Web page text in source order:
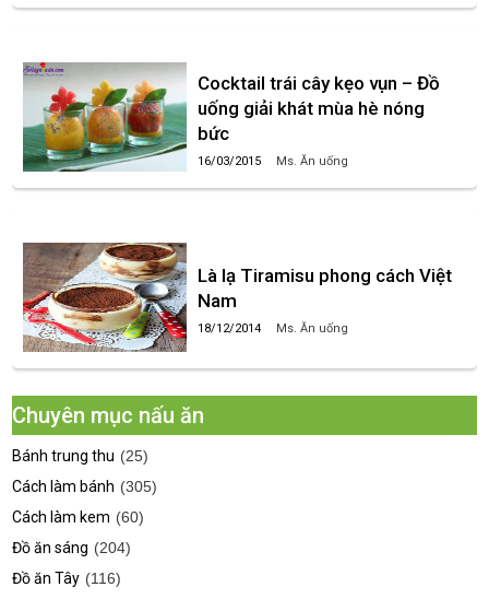
Cocktail trái cây kẹo vụn – Đồ
uống giải khát mùa hè nóng
bức
16/03/2015 Ms. Ăn uống
Là lạ Tiramisu phong cách Việt
Nam
18/12/2014 Ms. Ăn uống
Chuyên mục nấu ăn
Bánh trung thu (25)
Cách làm bánh (305)
Cách làm kem (60)
Đồ ăn sáng (204)
Đồ ăn Tây (116)